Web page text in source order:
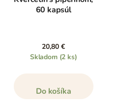
60 kapsúl
20,80 €
Skladom (2 ks)
Do košíka